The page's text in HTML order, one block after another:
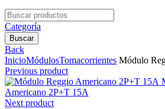
Search
for:
Categoría
Buscar
Back
InicioMódulosTomacorrientes Módulo
Previous product
Americano 2P+T 15A
Next product